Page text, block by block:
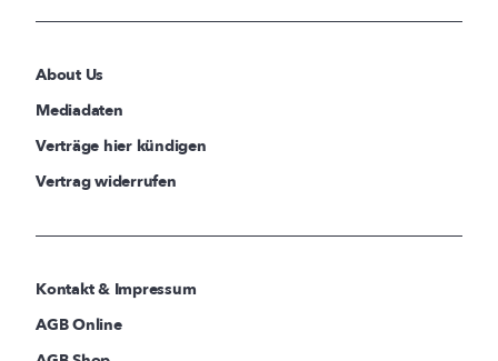
About Us
Mediadaten
Verträge hier kündigen
Vertrag widerrufen
Kontakt & Impressum
AGB Online